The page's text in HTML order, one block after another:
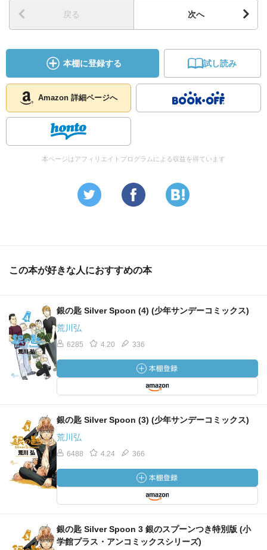
戻る 次へ
本棚に登録する 試し読み
Amazon 詳細ページへ
本ページはアフィリエイトプログラムによる収益を得ています
この本が好きな人におすすめの本
銀の匙 Silver Spoon (4) (少年サンデーコミックス)
荒川弘
6285 4.20 336
銀の匙 Silver Spoon (3) (少年サンデーコミックス)
荒川弘
6488 4.24 366
銀の匙 Silver Spoon 3 銀のスプーンつき特別版 (小
学館プラス・アンコミックスシリーズ)